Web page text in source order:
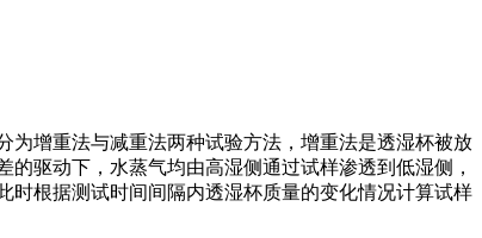
为增重法与减重法两种试验方法，增重法是透湿杯被放
驱动下，水蒸气均由高湿侧通过试样渗透到低湿侧，
时根据测试时间间隔内透湿杯质量的变化情况计算试样